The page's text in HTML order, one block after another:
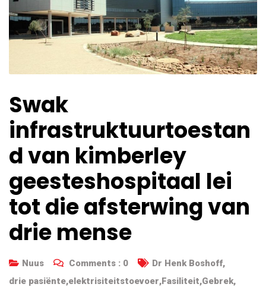
Swak
infrastruktuurtoestan
d van kimberley
geesteshospitaal lei
tot die afsterwing van
drie mense
Nuus Comments : 0 Dr Henk Boshoff,
drie pasiënte,elektrisiteitstoevoer,Fasiliteit,Gebrek,